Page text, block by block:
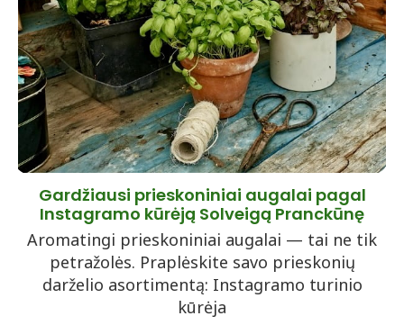
Gardžiausi prieskoniniai augalai pagal
Instagramo kūrėją Solveigą Pranckūnę
Aromatingi prieskoniniai augalai — tai ne tik
petražolės. Praplėskite savo prieskonių
darželio asortimentą: Instagramo turinio
kūrėja